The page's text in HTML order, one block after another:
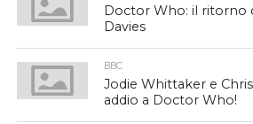
Doctor Who: il ritorno
Davies
BBC
Jodie Whittaker e
addio a Doctor Who!